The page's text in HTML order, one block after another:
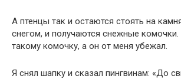
А птенцы так и остаются стоять на
снегом, и получаются снежные
такому комочку, а он от меня убежал.
Я снял шапку и сказал пингвинам: «До